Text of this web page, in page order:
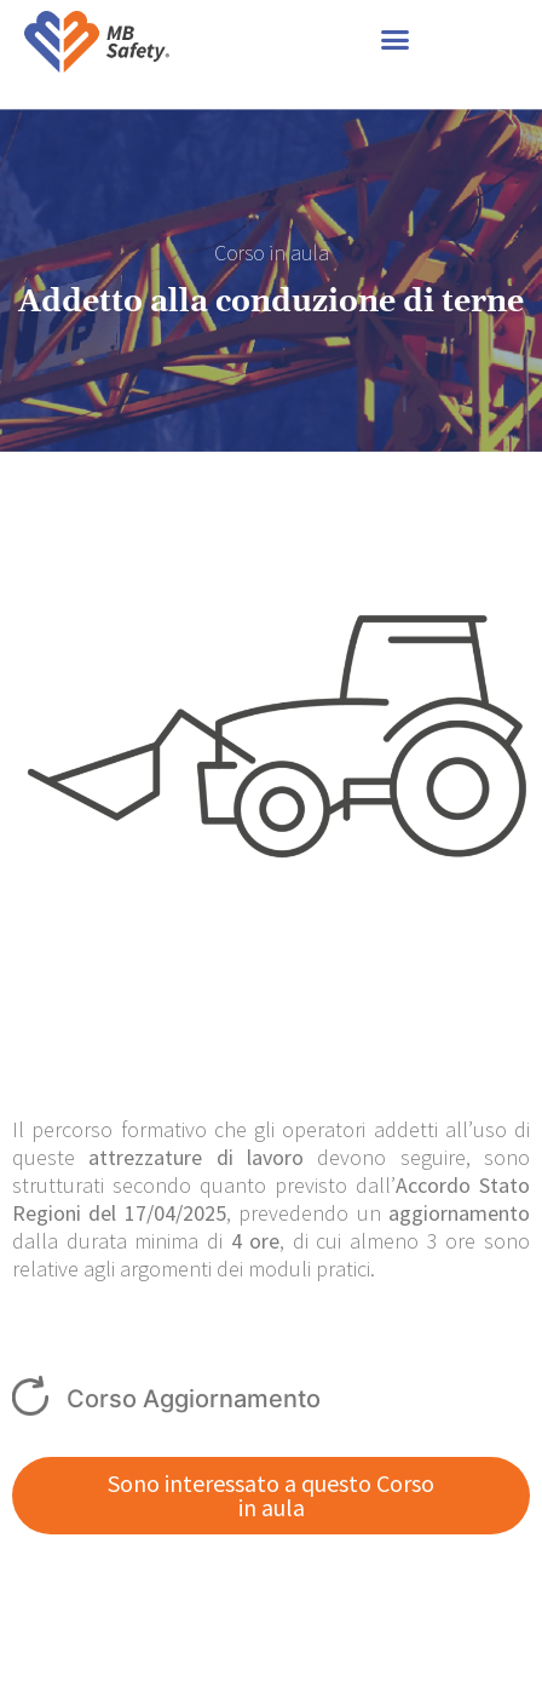
Corso in aula
Addetto alla conduzione di terne
Il percorso formativo che gli operatori addetti all’uso di
queste attrezzature di lavoro devono seguire, sono
strutturati secondo quanto previsto dall’Accordo Stato
Regioni del 17/04/2025, prevedendo un aggiornamento
dalla durata minima di 4 ore, di cui almeno 3 ore sono
relative agli argomenti dei moduli pratici.
Corso Aggiornamento
Sono interessato a questo Corso
in aula